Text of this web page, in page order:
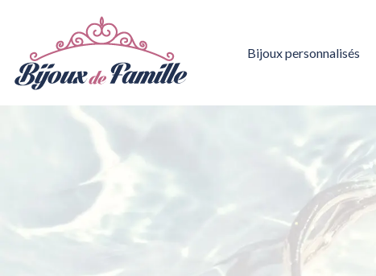
Bijoux personnalisés